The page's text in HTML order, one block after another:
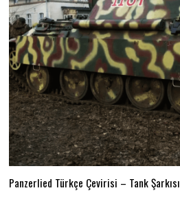
Panzerlied Türkçe Çevirisi – Tank Şarkısı